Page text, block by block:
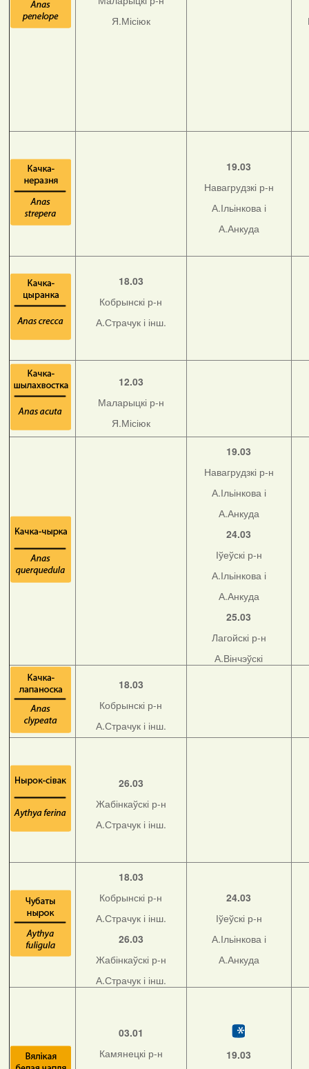
Я.Місіюк
19.03
Навагрудзкі р-н
А.Ільінкова і
А.Анкуда
18.03
Кобрынскі р-н
А.Страчук і інш.
12.03
Маларыцкі р-н
Я.Місіюк
19.03
Навагрудзкі р-н
А.Ільінкова і
А.Анкуда
24.03
Іўеўскі р-н
А.Ільінкова і
А.Анкуда
25.03
Лагойскі р-н
А.Вінчэўскі
18.03
Кобрынскі р-н
А.Страчук і інш.
26.03
Жабінкаўскі р-н
А.Страчук і інш.
18.03
Кобрынскі р-н
А.Страчук і інш.
26.03
Жабінкаўскі р-н
А.Страчук і інш.
24.03
Іўеўскі р-н
А.Ільінкова і
А.Анкуда
03.01
Камянецкі р-н
19.03